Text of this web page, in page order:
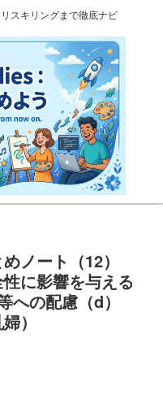
スキリングまで徹底ナビ
ノート（12）
性に影響を与える
への配慮（d）
）